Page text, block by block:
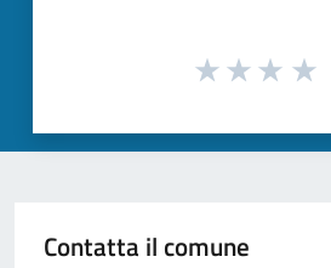
Contatta il comune